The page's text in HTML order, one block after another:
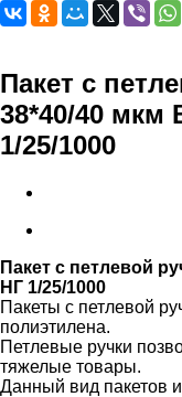
Пакет с
38*40/40 мкм
1/25/1000
Пакет с петлевой
НГ 1/25/1000
Пакеты с петлевой
полиэтилена.
Петлевые ручки
тяжелые товары.
Данный вид пакетов